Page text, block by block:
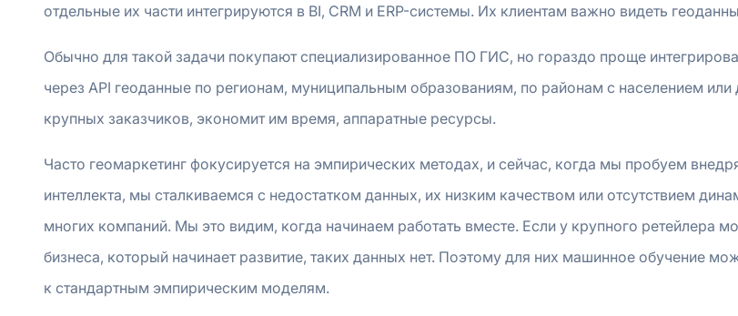
отдельные их части интегрируются в BI, CRM и ERP-системы. Их клиентам важно видеть
Обычно для такой задачи покупают специализированное ПО ГИС, но гораздо проще
через API геоданные по регионам, муниципальным образованиям, по районам с населением
крупных заказчиков, экономит им время, аппаратные ресурсы.
Часто геомаркетинг фокусируется на эмпирических методах, и сейчас, когда мы пробуем
интеллекта, мы сталкиваемся с недостатком данных, их низким качеством или отсутствием
многих компаний. Мы это видим, когда начинаем работать вместе. Если у крупного ретейлера
бизнеса, который начинает развитие, таких данных нет. Поэтому для них машинное обучение
к стандартным эмпирическим моделям.